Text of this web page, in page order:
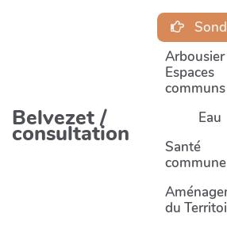
Aller au contenu principal
Belvezet /
consultation
Espaces
communs
Eau
Santé
commune
du